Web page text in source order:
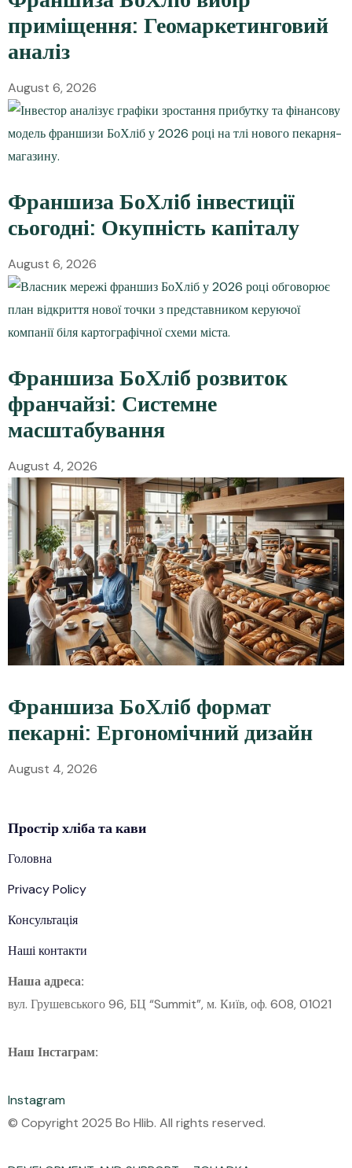
приміщення: Геомаркетинговий
аналіз
August 6, 2026
Франшиза БоХліб інвестиції
сьогодні: Окупність капіталу
August 6, 2026
Франшиза БоХліб розвиток
франчайзі: Системне
масштабування
August 4, 2026
Франшиза БоХліб формат
пекарні: Ергономічний дизайн
August 4, 2026
Простірхлібата кави
Головна
Privacy Policy
Консультація
Наші контакти
Наша адреса:
вул. Грушевського 96, БЦ “Summit”, м. Київ, оф. 608, 01021
Наш Інстаграм:
Instagram
© Copyright 2025 Bo Hlib. All rights reserved.